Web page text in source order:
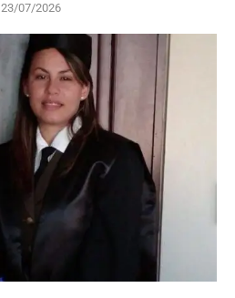
23/07/2026